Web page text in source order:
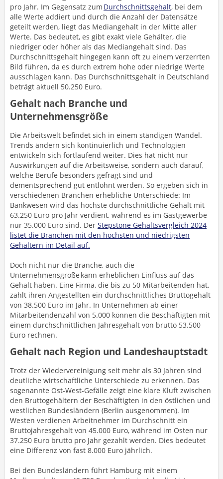
pro Jahr. Im Gegensatz zum Durchschnittsgehalt, bei dem
alle Werte addiert und durch die Anzahl der Datensätze
geteilt werden, liegt das Mediangehalt in der Mitte aller
Werte. Das bedeutet, es gibt exakt viele Gehälter, die
niedriger oder höher als das Mediangehalt sind. Das
Durchschnittsgehalt hingegen kann oft zu einem verzerrten
Bild führen, da es durch extrem hohe oder niedrige Werte
ausschlagen kann. Das Durchschnittsgehalt in Deutschland
beträgt aktuell 50.250 Euro.
Gehalt nach Branche und
Unternehmensgröße
Die Arbeitswelt befindet sich in einem ständigen Wandel.
Trends ändern sich kontinuierlich und Technologien
entwickeln sich fortlaufend weiter. Dies hat nicht nur
Auswirkungen auf die Arbeitsweise, sondern auch darauf,
welche Berufe besonders gefragt sind und
dementsprechend gut entlohnt werden. So ergeben sich in
verschiedenen Branchen erhebliche Unterschiede: Im
Bankwesen wird das höchste durchschnittliche Gehalt mit
63.250 Euro pro Jahr verdient, während es im Gastgewerbe
nur 35.000 Euro sind. Der Stepstone Gehaltsvergleich 2024
listet die Branchen mit den höchsten und niedrigsten
Gehältern im Detail auf.
Doch nicht nur die Branche, auch die
Unternehmensgröße kann erheblichen Einfluss auf das
Gehalt haben. Eine Firma, die bis zu 50 Mitarbeitenden hat,
zahlt ihren Angestellten ein durchschnittliches Bruttogehalt
von 38.500 Euro im Jahr. In Unternehmen ab einer
Mitarbeitendenzahl von 5.000 können die Beschäftigten mit
einem durchschnittlichen Jahresgehalt von brutto 53.500
Euro rechnen.
Gehalt nach Region und Landeshauptstadt
Trotz der Wiedervereinigung seit mehr als 30 Jahren sind
deutliche wirtschaftliche Unterschiede zu erkennen. Das
sogenannte Ost-West-Gefälle zeigt eine klare Kluft zwischen
den Bruttogehältern der Beschäftigten in den östlichen und
westlichen Bundesländern (Berlin ausgenommen). Im
Westen verdienen Arbeitnehmer im Durchschnitt ein
Bruttojahresgehalt von 45.000 Euro, während im Osten nur
37.250 Euro brutto pro Jahr gezahlt werden. Dies bedeutet
eine Differenz von fast 8.000 Euro jährlich.
Bei den Bundesländern führt Hamburg mit einem